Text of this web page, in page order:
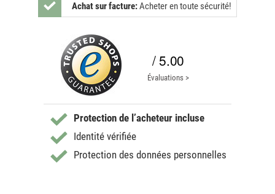
Achat sur facture:Acheter en toute sécurité!
/ 5.00
Évaluations >
Protection de l’acheteur incluse
Identité vérifiée
Protection des données personnelles